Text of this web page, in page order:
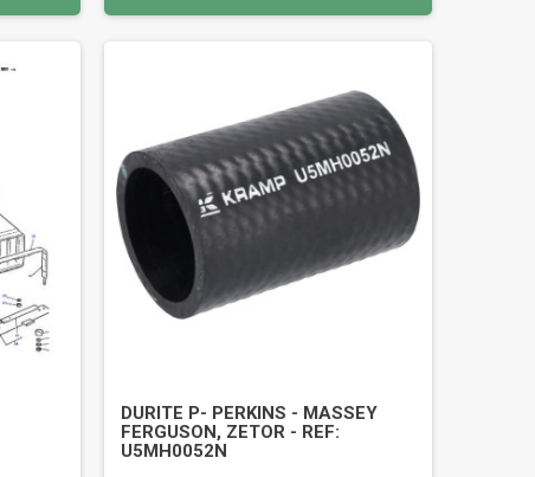
DURITE P- PERKINS - MASSEY
FERGUSON, ZETOR - REF:
U5MH0052N